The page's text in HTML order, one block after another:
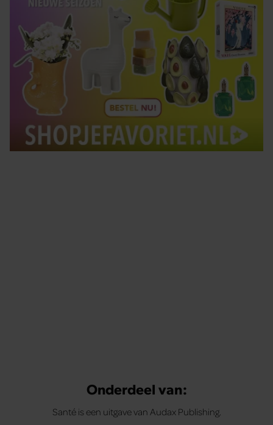
Onderdeel van:
Santé is een uitgave van Audax Publishing.